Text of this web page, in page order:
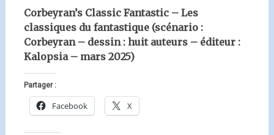
Corbeyran’s Classic Fantastic – Les
classiques du fantastique (scénario :
Corbeyran – dessin : huit auteurs – éditeur :
Kalopsia – mars 2025)
Partager :
Facebook X